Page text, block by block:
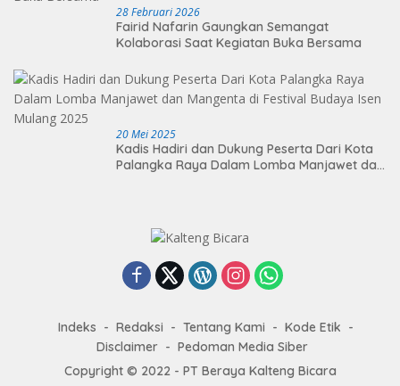
28 Februari 2026
Fairid Nafarin Gaungkan Semangat
Kolaborasi Saat Kegiatan Buka Bersama
20 Mei 2025
Kadis Hadiri dan Dukung Peserta Dari Kota
Palangka Raya Dalam Lomba Manjawet dan
Indeks Redaksi Tentang Kami
Kode Etik
Disclaimer
Pedoman Media Siber
Copyright © 2022 - PT Beraya Kalteng Bicara